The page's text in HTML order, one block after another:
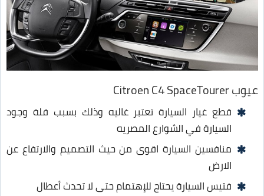
عيوب Citroen C4 SpaceTourer
قطع غيار السيارة تعتبر غاليه وذلك بسبب قلة وجود
السيارة في الشوارع المصريه
منافسين السيارة اقوى من حيث التصميم والارتفاع عن
الارض
فتيس السيارة يحتاج للإهتمام حتى لا تحدث أعطال